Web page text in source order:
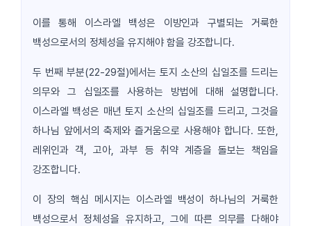
이를 통해 이스라엘 백성은 이방인과 구별되는 거룩한
백성으로서의 정체성을 유지해야 함을 강조합니다.
두 번째 부분(22-29절)에서는 토지 소산의 십일조를 드리는
의무와 그 십일조를 사용하는 방법에 대해 설명합니다.
이스라엘 백성은 매년 토지 소산의 십일조를 드리고, 그것을
하나님 앞에서의 축제와 즐거움으로 사용해야 합니다. 또한,
레위인과 객, 고아, 과부 등 취약 계층을 돌보는 책임을
강조합니다.
이 장의 핵심 메시지는 이스라엘 백성이 하나님의 거룩한
백성으로서 정체성을 유지하고, 그에 따른 의무를 다해야